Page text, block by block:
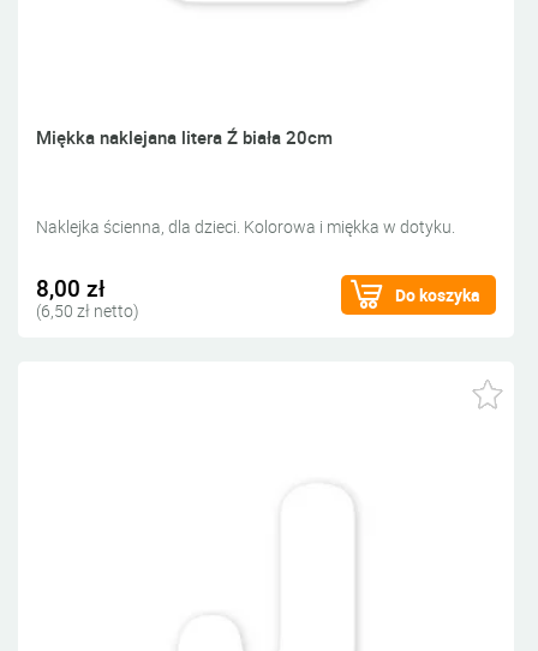
Miękka naklejana litera Ź biała 20cm
Naklejka ścienna, dla dzieci. Kolorowa i miękka w dotyku.
8,00 zł
(6,50 zł netto)
Do koszyka